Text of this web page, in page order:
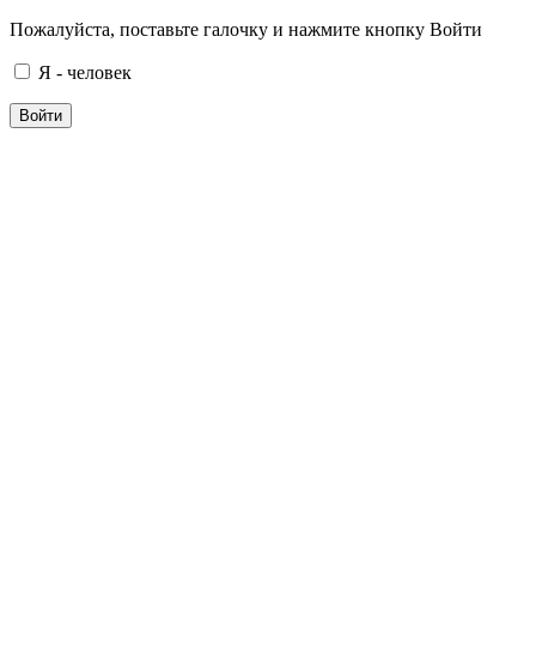
Пожалуйста, поставьте галочку и нажмите кнопку Войти
Я - человек